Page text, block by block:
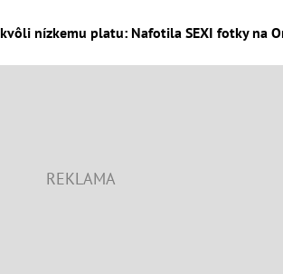
kvôli nízkemu platu: Nafotila SEXI fotky na